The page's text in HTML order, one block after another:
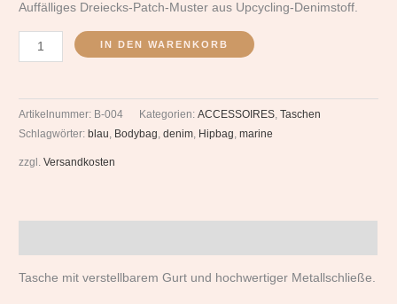
Auffälliges Dreiecks-Patch-Muster aus Upcycling-Denimstoff.
IN DEN WARENKORB
Artikelnummer: B-004 Kategorien:ACCESSOIRES,Taschen
Schlagwörter: blau, Bodybag,denim, Hipbag,marine
zzgl.Versandkosten
Tasche mit verstellbarem Gurt und hochwertiger Metallschließe.